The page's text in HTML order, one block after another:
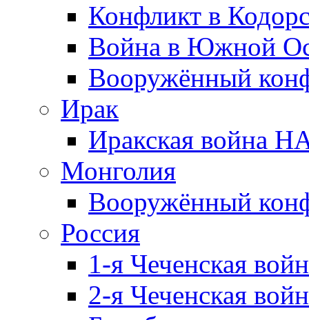
Конфликт в
Война в Южной
Вооружённый
Ирак
Иракская война
Монголия
Вооружённый
Россия
1-я Чеченская
2-я Чеченская